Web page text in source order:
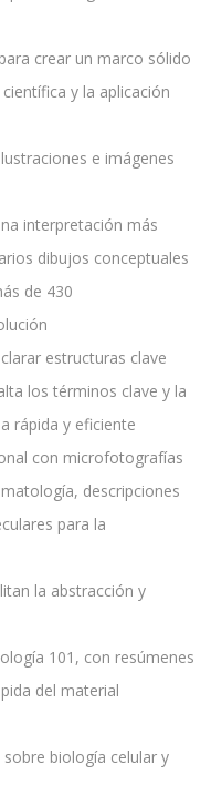
crear un marco sólido
y la aplicación
e imágenes
interpretación más
dibujos conceptuales
de 430
estructuras clave
los términos clave y la
rápida y eficiente
con microfotografías
descripciones
para la
la abstracción y
101, con resúmenes
del material
biología celular y